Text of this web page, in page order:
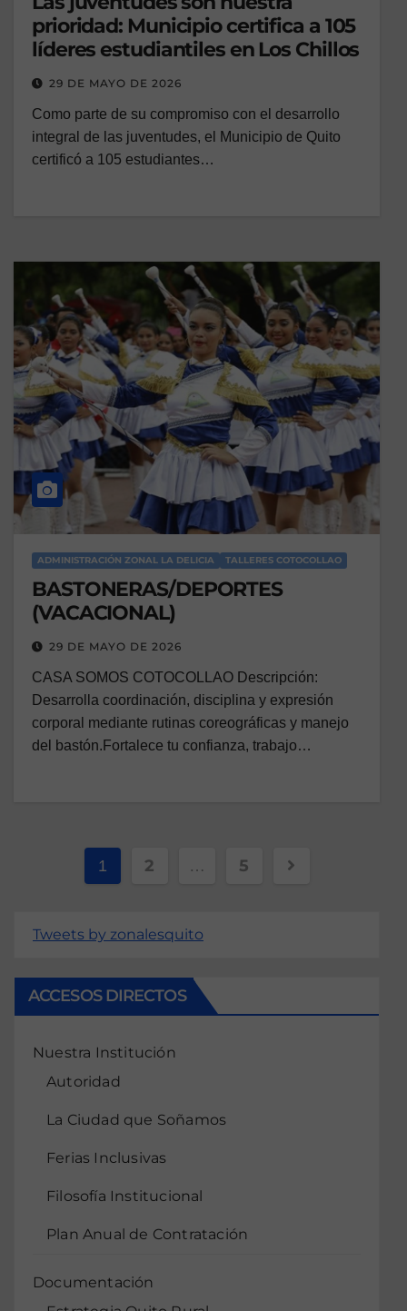
prioridad: Municipio certifica a 105
líderes estudiantiles en Los Chillos
29 DE MAYO DE 2026
Como parte de su compromiso con el desarrollo
integral de las juventudes, el Municipio de Quito
certificó a 105 estudiantes…
ADMINISTRACIÓN ZONAL LA DELICIA TALLERES COTOCOLLAO
BASTONERAS/DEPORTES
(VACACIONAL)
29 DE MAYO DE 2026
CASA SOMOS COTOCOLLAO Descripción:
Desarrolla coordinación, disciplina y expresión
corporal mediante rutinas coreográficas y manejo
del bastón.Fortalece tu confianza, trabajo…
1 2 … 5
Tweets by zonalesquito
ACCESOS DIRECTOS
Nuestra Institución
Autoridad
La Ciudad que Soñamos
Ferias Inclusivas
Filosofía Institucional
Plan Anual de Contratación
Documentación